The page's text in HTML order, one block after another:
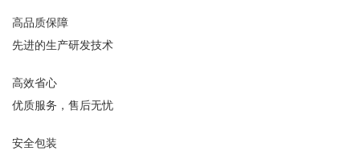
高品质保障
先进的生产研发技术
高效省心
优质服务，售后无忧
安全包装